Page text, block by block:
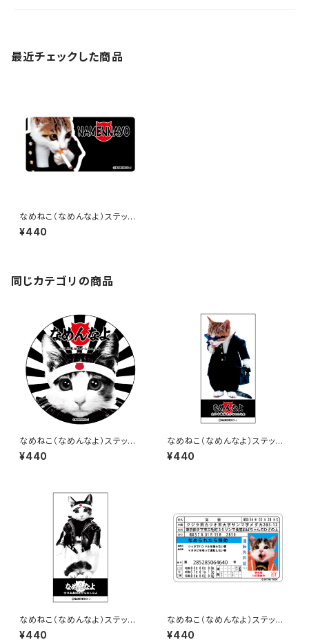
最近チェックした商品
なめねこ（なめんなよ）ステッカ
ー B-9
¥440
同じカテゴリの商品
なめねこ（なめんなよ）ステッカ
ー A-1
¥440
なめねこ（なめんなよ）ステッカ
ー B-16
¥440
なめねこ（なめんなよ）ステッカ
ー B-15
¥440
なめねこ（なめんなよ）ステッカ
ー D-1
¥440